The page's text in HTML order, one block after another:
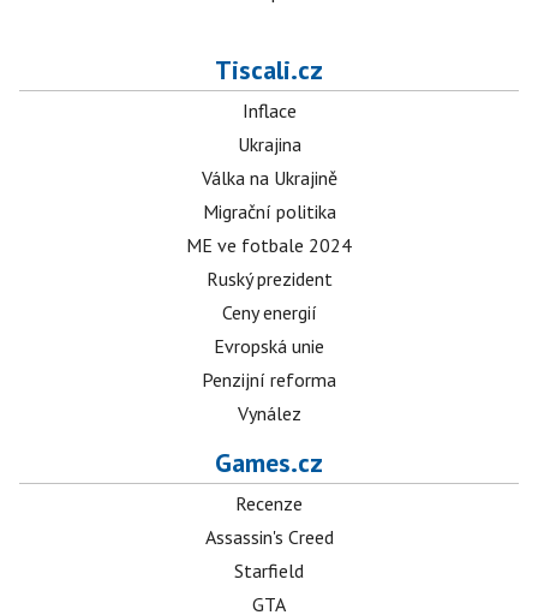
Tiscali.cz
Inflace
Ukrajina
Válka na Ukrajině
Migrační politika
ME ve fotbale 2024
Ruský prezident
Ceny energií
Evropská unie
Penzijní reforma
Vynález
Games.cz
Recenze
Assassin's Creed
Starfield
GTA